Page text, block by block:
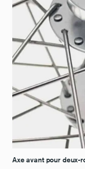
Axe avant pour deux-